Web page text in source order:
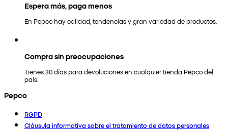
Espera más, paga menos
En Pepco hay calidad, tendencias y gran variedad de productos.
Compra sin preocupaciones
Tienes 30 días para devoluciones en cualquier tienda Pepco del
país.
Pepco
RGPD
Cláusula informativa sobre el tratamiento de datos personales